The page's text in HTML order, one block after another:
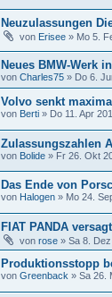
Neuzulassungen
von Erisee » Mo 5.
Neues BMW-Werk
von Charles75 » Do 6.
Volvo senkt
von Berti » Do 11. Apr
Zulassungszahlen
von Bolide » Fr 26. Okt
Das Ende von
von Halogen » Mo 24.
FIAT PANDA
von rose » Sa 8.
Produktionsstopp
von Greenback » Sa 26.